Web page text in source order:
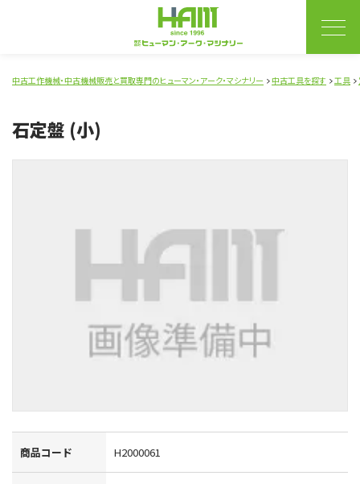
中古工作機械・中古機械販売と買取専門のヒューマン・アーク・マシナリー 中古工具を探す 工具
石定盤 (小)
商品コード H2000061